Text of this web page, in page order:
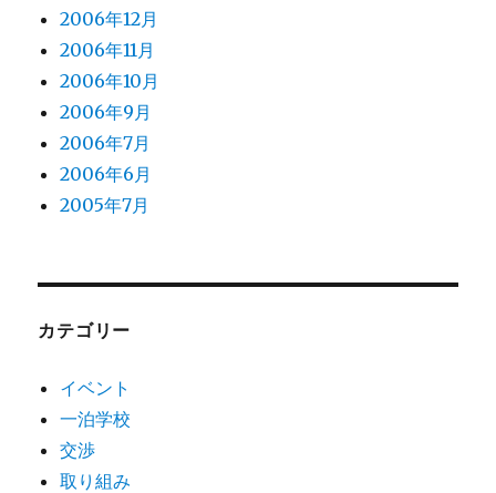
2006年12月
2006年11月
2006年10月
2006年9月
2006年7月
2006年6月
2005年7月
カテゴリー
イベント
一泊学校
交渉
取り組み